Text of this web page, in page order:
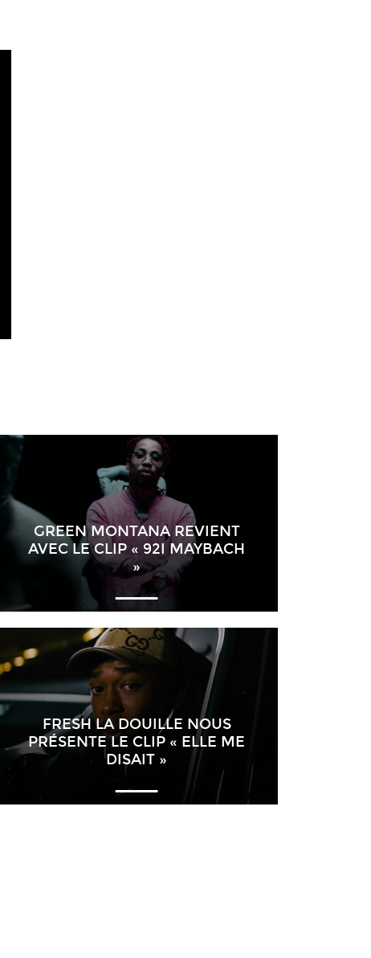
GREEN MONTANA REVIENT
AVEC LE CLIP « 92I MAYBACH
»
FRESH LA DOUILLE NOUS
PRÉSENTE LE CLIP « ELLE ME
DISAIT »